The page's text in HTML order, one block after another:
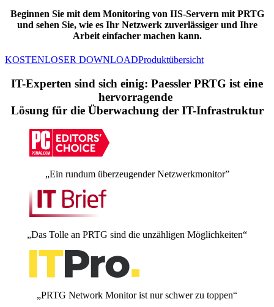
Beginnen Sie mit dem Monitoring von IIS-Servern mit PRTG
und sehen Sie, wie es Ihr Netzwerk zuverlässiger und Ihre
Arbeit einfacher machen kann.
KOSTENLOSER DOWNLOADProduktübersicht
IT-Experten sind sich einig: Paessler PRTG ist eine
hervorragende
Lösung für die Überwachung der IT-Infrastruktur
„Ein rundum überzeugender Netzwerkmonitor”
„Das Tolle an PRTG sind die unzähligen Möglichkeiten“
„PRTG Network Monitor ist nur schwer zu toppen“